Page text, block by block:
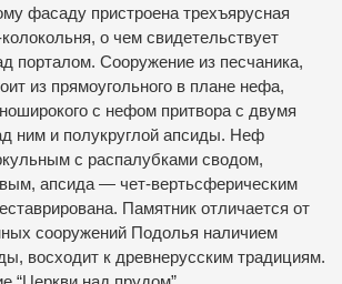
фасаду пристроена трехъярусная
о чем свидетельствует
порталом. Сооружение из песчаника,
из прямоугольного в плане нефа,
с нефом притвора с двумя
ним и полукруглой апсиды. Неф
с распалубками сводом,
апсида — чет-вертьсферическим
Памятник отличается от
сооружений Подолья наличием
восходит к древнерусским традициям.